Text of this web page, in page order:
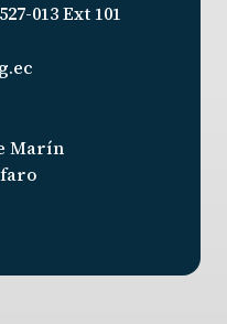
013 Ext 101
Marín